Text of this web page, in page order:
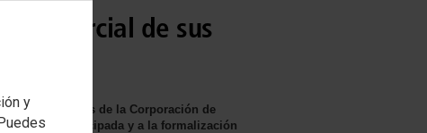
y
parcial de sus
otros sindicatos de la Corporación de
parcial anticipada y a la formalización